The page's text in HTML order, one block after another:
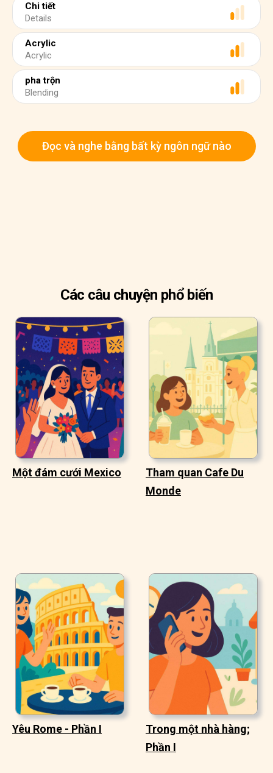
Chi tiết
Details
Acrylic
Acrylic
pha trộn
Blending
Đọc và nghe bằng bất kỳ ngôn ngữ nào
Các câu chuyện phổ biến
Một đám cưới Mexico
Tham quan Cafe Du
Monde
Yêu Rome - Phần I
Trong một nhà hàng;
Phần I